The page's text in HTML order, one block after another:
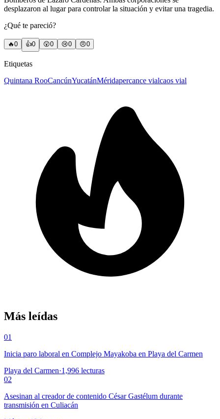
desplazaron al lugar para controlar la situación y evitar una tragedia.
¿Qué te pareció?
🔥0 👍0 😲0 😢0 😠0
Etiquetas
Quintana RooCancúnYucatánMéridapercance vialcaos vial
Más leídas
01
Inicia paro laboral en Complejo Mayakoba en Playa del Carmen
Playa del Carmen·1,996 lecturas
02
Asesinan al creador de contenido César Gastélum durante
transmisión en Culiacán